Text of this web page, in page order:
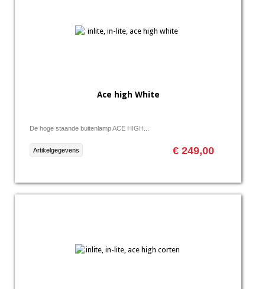
Ace high White
De hoge staande buitenlamp ACE HIGH...
€ 249,00
Artikelgegevens